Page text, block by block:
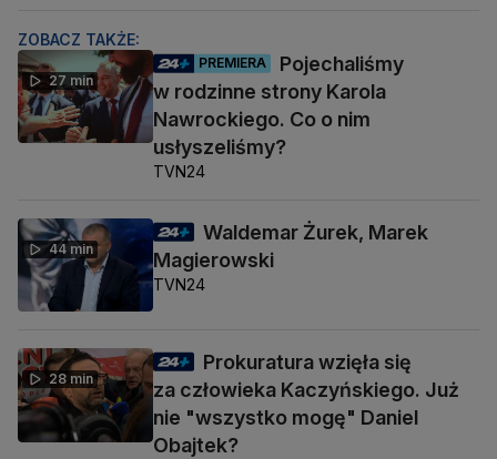
ZOBACZ TAKŻE:
27 min
PREMIERA
Pojechaliśmy
w rodzinne strony Karola
Nawrockiego. Co o nim
usłyszeliśmy?
TVN24
44 min
Waldemar Żurek, Marek
Magierowski
TVN24
28 min
Prokuratura wzięła się
za człowieka Kaczyńskiego. Już
nie "wszystko mogę" Daniel
Obajtek?